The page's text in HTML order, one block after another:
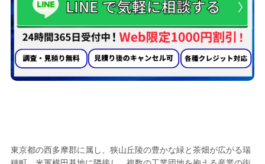
東京都の西多摩郡に属し、狭山丘陵の豊かな緑と茶畑が広がる瑞